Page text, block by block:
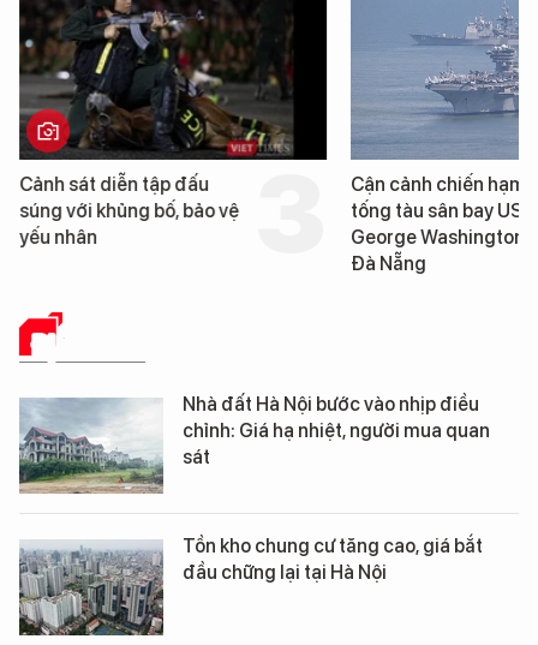
Cảnh sát diễn tập đấu
súng với khủng bố, bảo vệ
yếu nhân
Cận cảnh chiến hạm
tống tàu sân bay USS
George Washington
Đà Nẵng
ĐỊA ỐC SỐ
Nhà đất Hà Nội bước vào nhịp điều
chỉnh: Giá hạ nhiệt, người mua quan
sát
Tồn kho chung cư tăng cao, giá bắt
đầu chững lại tại Hà Nội